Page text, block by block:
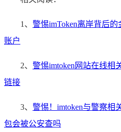
1、 警惕imToken离岸背后
账户
2、 警惕imtoken网站在线相
链接
3、 警惕！imtoken与警察相
包会被公安查吗